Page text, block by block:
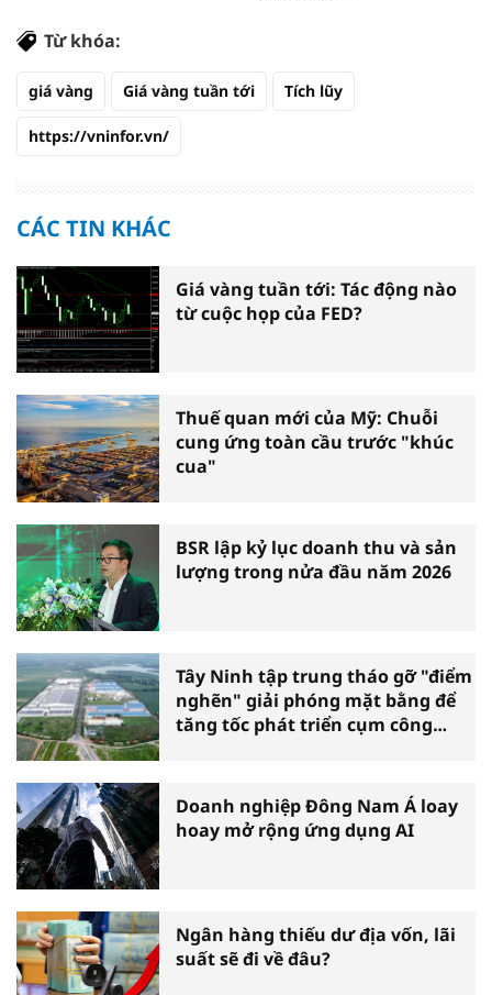
Từ khóa:
giá vàng Giá vàng tuần tới Tích lũy
https://vninfor.vn/
CÁC TIN KHÁC
Giá vàng tuần tới: Tác động nào
từ cuộc họp của FED?
Thuế quan mới của Mỹ: Chuỗi
cung ứng toàn cầu trước "khúc
cua"
BSR lập kỷ lục doanh thu và sản
lượng trong nửa đầu năm 2026
Tây Ninh tập trung tháo gỡ "điểm
nghẽn" giải phóng mặt bằng để
tăng tốc phát triển cụm công
Doanh nghiệp Đông Nam Á loay
hoay mở rộng ứng dụng AI
Ngân hàng thiếu dư địa vốn, lãi
suất sẽ đi về đâu?